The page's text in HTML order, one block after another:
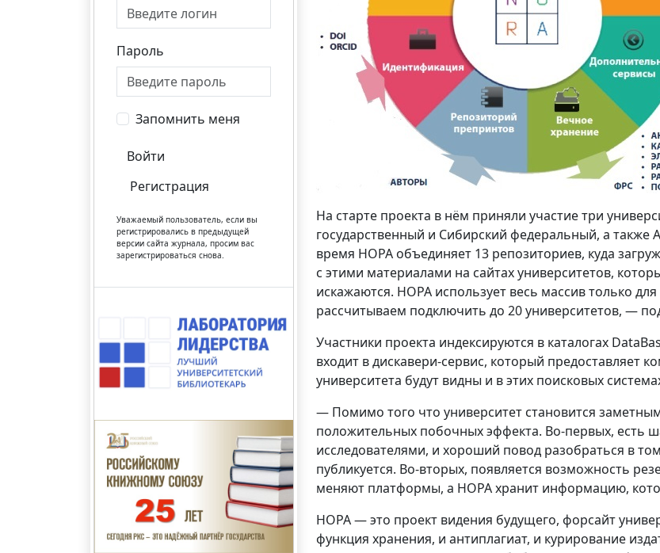
Пароль
Запомнить меня
Войти
Регистрация
Уважаемый пользователь, если вы
регистрировались в предыдущей
версии сайта журнала, просим вас
зарегистрироваться снова.
На старте проекта в нём приняли участие три
государственный и Сибирский федеральный, а также
время НОРА объединяет 13 репозиториев, куда
с этими материалами на сайтах университетов,
искажаются. НОРА использует весь массив только
рассчитываем подключить до 20 университетов, —
Участники проекта индексируются в каталогах
входит в дискавери-сервис, который предоставляет
университета будут видны и в этих поисковых
— Помимо того что университет становится
положительных побочных эффекта. Во-первых, есть
исследователями, и хороший повод разобраться в
публикуется. Во-вторых, появляется возможность
меняют платформы, а НОРА хранит информацию,
НОРА — это проект видения будущего, форсайт
функция хранения, и антиплагиат, и курирование